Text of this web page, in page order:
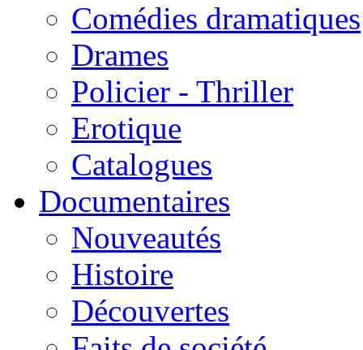
Comédies dramatiques
Drames
Policier - Thriller
Erotique
Catalogues
Documentaires
Nouveautés
Histoire
Découvertes